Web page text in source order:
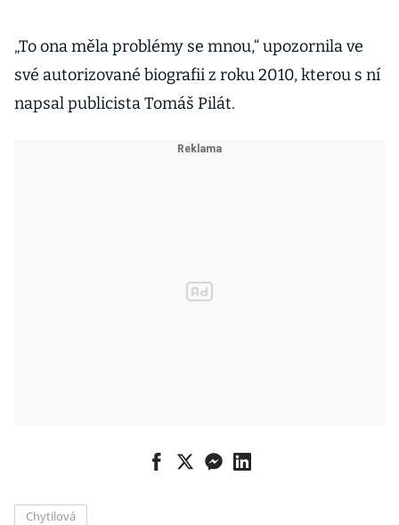
„To ona měla problémy se mnou,“ upozornila ve
své autorizované biografii z roku 2010, kterou s ní
napsal publicista Tomáš Pilát.
Chytilová